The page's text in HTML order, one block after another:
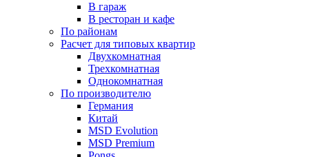
В гараж
В ресторан и кафе
По районам
Расчет для типовых квартир
Двухкомнатная
Трехкомнатная
Однокомнатная
По производителю
Германия
Китай
MSD Evolution
MSD Premium